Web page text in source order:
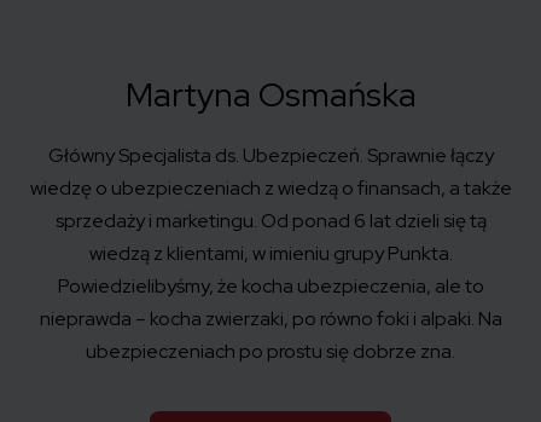
Martyna Osmańska
Główny Specjalista ds. Ubezpieczeń. Sprawnie łączy
wiedzę o ubezpieczeniach z wiedzą o finansach, a także
sprzedaży i marketingu. Od ponad 6 lat dzieli się tą
wiedzą z klientami, w imieniu grupy Punkta.
Powiedzielibyśmy, że kocha ubezpieczenia, ale to
nieprawda – kocha zwierzaki, po równo foki i alpaki. Na
ubezpieczeniach po prostu się dobrze zna.